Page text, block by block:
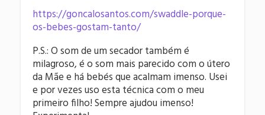
https://goncalosantos.com/swaddle-porque-
os-bebes-gostam-tanto/
P.S.: O som de um secador também é
milagroso, é o som mais parecido com o útero
da Mãe e há bebés que acalmam imenso. Usei
e por vezes uso esta técnica com o meu
primeiro filho! Sempre ajudou imenso!